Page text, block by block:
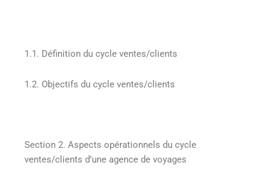
1.1. Définition du cycle ventes/clients
1.2. Objectifs du cycle ventes/clients
Section 2. Aspects opérationnels du cycle
ventes/clients d’une agence de voyages